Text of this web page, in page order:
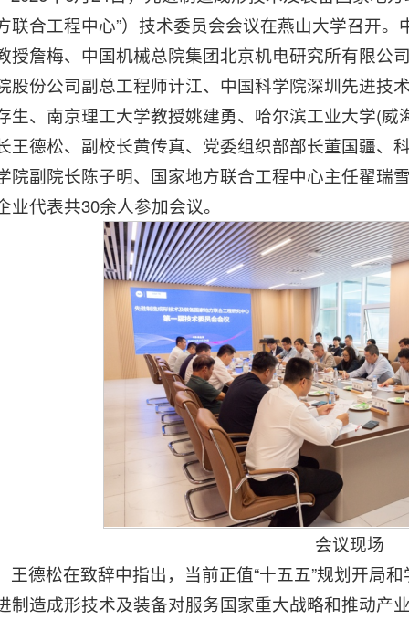
联合工程中心”）技术委员会会议在燕山大学召开
授詹梅、中国机械总院集团北京机电研究所有限公
股份公司副总工程师计江、中国科学院深圳先进技
生、南京理工大学教授姚建勇、哈尔滨工业大学(
王德松、副校长黄传真、党委组织部部长董国疆、
院副院长陈子明、国家地方联合工程中心主任翟瑞
业代表共30余人参加会议。
会议现场
王德松在致辞中指出，当前正值“十五五”规划开局
制造成形技术及装备对服务国家重大战略和推动产